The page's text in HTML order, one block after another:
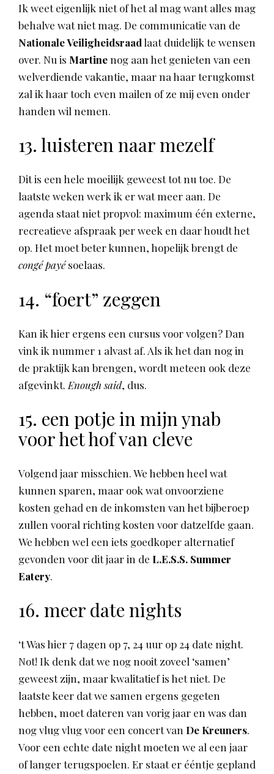
Ik weet eigenlijk niet of het al mag want alles mag
behalve wat niet mag. De communicatie van de
Nationale Veiligheidsraadlaat duidelijk te wensen
over. Nu is Martinenog aan het genieten van een
welverdiende vakantie, maar na haar terugkomst
zal ik haar toch even mailen of ze mij even onder
handen wil nemen.
13. luisteren naar mezelf
Dit is een hele moeilijk geweest tot nu toe. De
laatste weken werk ik er wat meer aan. De
agenda staat niet propvol: maximum één externe,
recreatieve afspraak per week en daar houdt het
op. Het moet beter kunnen, hopelijk brengt de
congé payésoelaas.
14. “foert” zeggen
Kan ik hier ergens een cursus voor volgen? Dan
vink ik nummer 1 alvast af. Als ik het dan nog in
de praktijk kan brengen, wordt meteen ook deze
afgevinkt. Enough said, dus.
15. een potje in mijn ynab
voor het hof van cleve
Volgend jaar misschien. We hebben heel wat
kunnen sparen, maar ook wat onvoorziene
kosten gehad en de inkomsten van het bijberoep
zullen vooral richting kosten voor datzelfde gaan.
We hebben wel een iets goedkoper alternatief
gevonden voor dit jaar in de L.E.S.S. Summer
Eatery.
16. meer date nights
‘t Was hier 7 dagen op 7, 24 uur op 24 date night.
Not! Ik denk dat we nog nooit zoveel ‘samen’
geweest zijn, maar kwalitatief is het niet. De
laatste keer dat we samen ergens gegeten
hebben, moet dateren van vorig jaar en was dan
nog vlug vlug voor een concert van De Kreuners.
Voor een echte date night moeten we al een jaar
of langer terugspoelen. Er staat er ééntje gepland